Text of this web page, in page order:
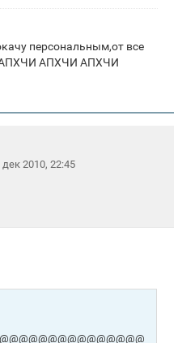
персональным,от все
АПХЧИ АПХЧИ
дек 2010, 22:45